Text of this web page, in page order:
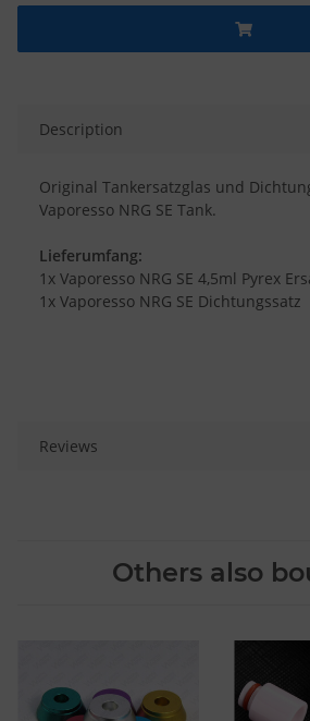
Description
Original Tankersatzglas und
Vaporesso NRG SE Tank.
Lieferumfang:
1x Vaporesso NRG SE 4,5ml Pyrex
1x Vaporesso NRG SE Dichtungssatz
Reviews
Others also